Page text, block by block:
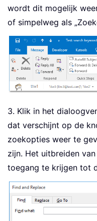
wordt dit mogelijk
of simpelweg als
3. Klik in het
dat verschijnt op de
zoekopties weer te
zijn. Het uitbreiden
toegang te krijgen tot